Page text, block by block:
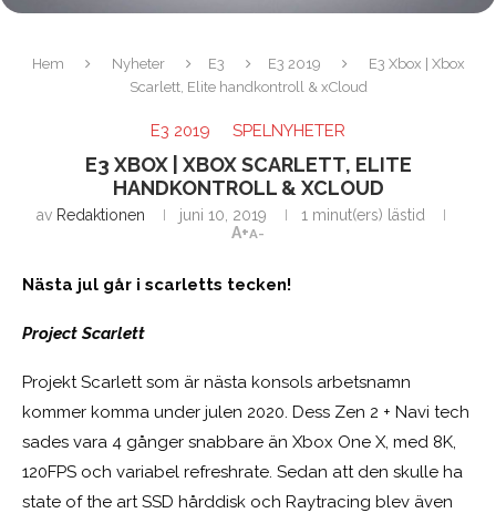
Hem Nyheter E3 E3 2019
E3 Xbox | Xbox
Scarlett, Elite handkontroll & xCloud
E3 2019 SPELNYHETER
E3 XBOX | XBOX SCARLETT, ELITE
HANDKONTROLL & XCLOUD
av Redaktionen juni 10, 2019
1 minut(ers) lästid
A+A-
Nästa jul går i scarletts tecken!
Project Scarlett
Projekt Scarlett som är nästa konsols arbetsnamn
kommer komma under julen 2020. Dess Zen 2 + Navi tech
sades vara 4 gånger snabbare än Xbox One X, med 8K,
120FPS och variabel refreshrate. Sedan att den skulle ha
state of the art SSD hårddisk och Raytracing blev även